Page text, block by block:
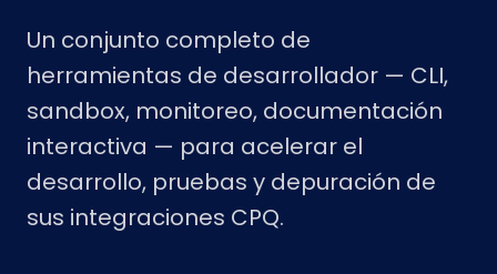
Un conjunto completo de
herramientas de desarrollador — CLI,
sandbox, monitoreo, documentación
interactiva — para acelerar el
desarrollo, pruebas y depuración de
sus integraciones CPQ.